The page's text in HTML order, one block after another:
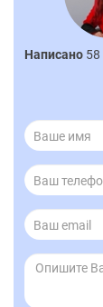
Написано 58